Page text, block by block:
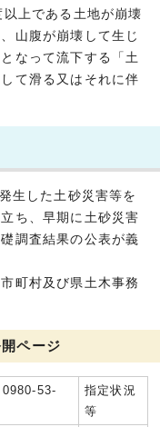
上である土地が崩壊
山腹が崩壊して生じ
なって流下する「土
て滑る又はそれに伴
生した土砂災害等を
ち、早期に土砂災害
調査結果の公表が義
町村及び県土木事務
ページ
0980-53-
指定状況
等